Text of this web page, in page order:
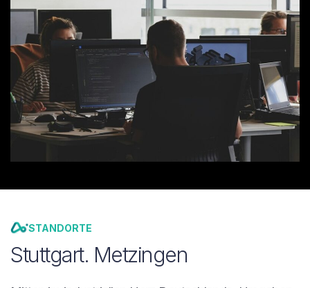
STANDORTE
Stuttgart. Metzingen